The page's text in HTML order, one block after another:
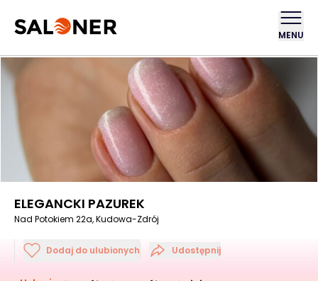
MENU
ELEGANCKI PAZUREK
Nad Potokiem 22a, Kudowa-Zdrój
Dodaj do ulubionych Udostępnij